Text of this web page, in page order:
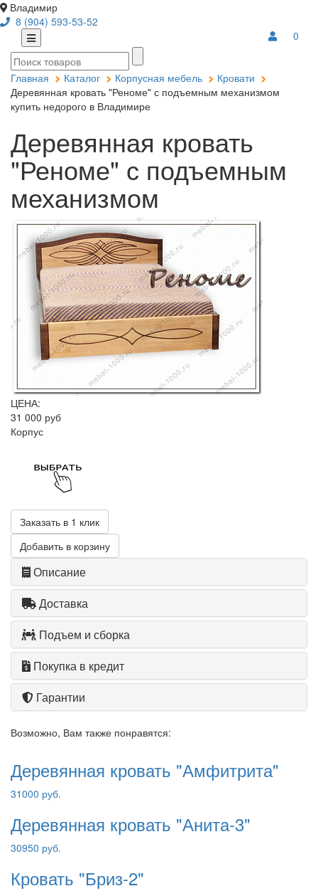
Владимир
8 (904) 593-53-52
0
Главная Каталог Корпусная мебель
Кровати
Деревянная кровать "Реноме" с подъемным механизмом
купить недорого в Владимире
Деревянная кровать
"Реноме" с подъемным
механизмом
ЦЕНА:
31 000 руб
Корпус
Заказать в 1 клик
Добавить в корзину
Описание
Доставка
Подъем и сборка
Покупка в кредит
Гарантии
Возможно, Вам также понравятся:
Деревянная кровать "Амфитрита"
31000 руб.
Деревянная кровать "Анита-3"
30950 руб.
Кровать "Бриз-2"